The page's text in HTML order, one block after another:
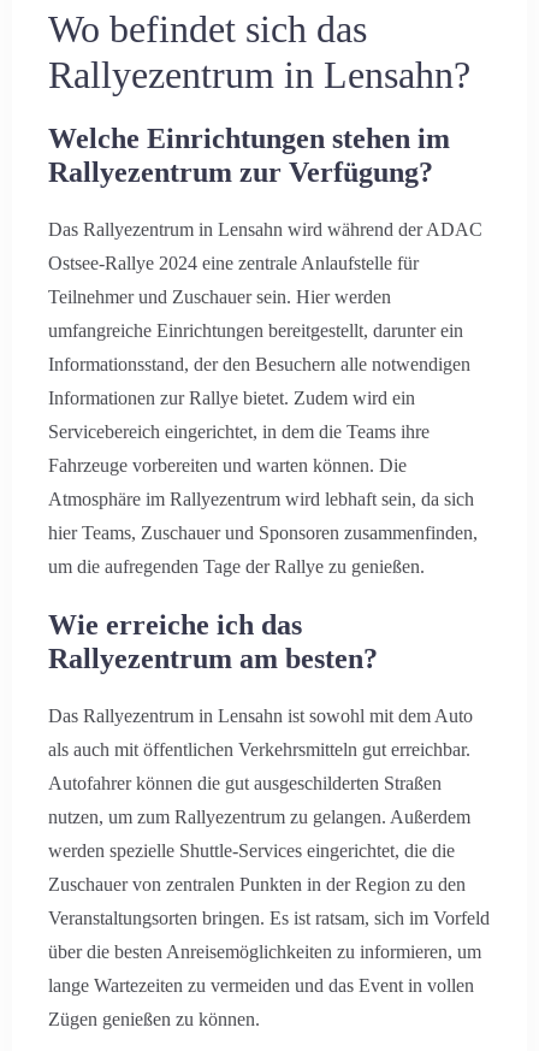
Wo befindet sich das
Rallyezentrum in Lensahn?
Welche Einrichtungen stehen im
Rallyezentrum zur Verfügung?
Das Rallyezentrum in Lensahn wird während der ADAC
Ostsee-Rallye 2024 eine zentrale Anlaufstelle für
Teilnehmer und Zuschauer sein. Hier werden
umfangreiche Einrichtungen bereitgestellt, darunter ein
Informationsstand, der den Besuchern alle notwendigen
Informationen zur Rallye bietet. Zudem wird ein
Servicebereich eingerichtet, in dem die Teams ihre
Fahrzeuge vorbereiten und warten können. Die
Atmosphäre im Rallyezentrum wird lebhaft sein, da sich
hier Teams, Zuschauer und Sponsoren zusammenfinden,
um die aufregenden Tage der Rallye zu genießen.
Wie erreiche ich das
Rallyezentrum am besten?
Das Rallyezentrum in Lensahn ist sowohl mit dem Auto
als auch mit öffentlichen Verkehrsmitteln gut erreichbar.
Autofahrer können die gut ausgeschilderten Straßen
nutzen, um zum Rallyezentrum zu gelangen. Außerdem
werden spezielle Shuttle-Services eingerichtet, die die
Zuschauer von zentralen Punkten in der Region zu den
Veranstaltungsorten bringen. Es ist ratsam, sich im Vorfeld
über die besten Anreisemöglichkeiten zu informieren, um
lange Wartezeiten zu vermeiden und das Event in vollen
Zügen genießen zu können.